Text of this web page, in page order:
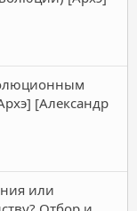
[Александр
или